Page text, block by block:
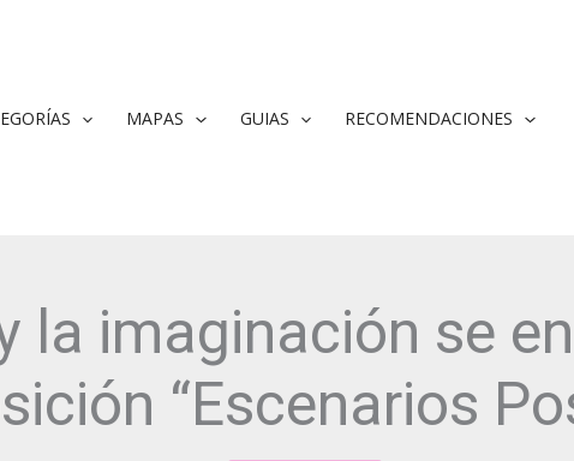
MAPAS GUIAS RECOMENDACIONES
la imaginación se
“Escenarios